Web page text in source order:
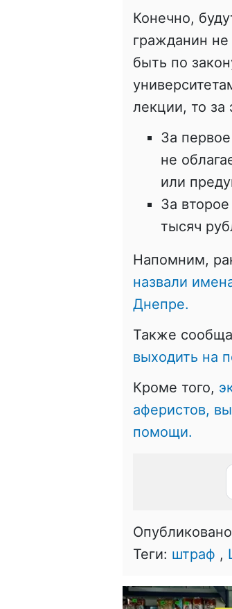
Конечно,
гражданин не
быть по
лекции, то за
За
не
или
За
тысяч
Напомним,
назвали
Днепре.
Также
выходить на
Кроме того,
аферистов,
помощи.
Теги: штраф ,